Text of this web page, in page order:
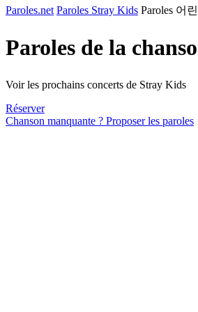
Paroles.net Paroles Stray Kids Paroles 어
Paroles de la
Voir les prochains concerts de Stray Kids
Réserver
Chanson manquante ? Proposer les paroles